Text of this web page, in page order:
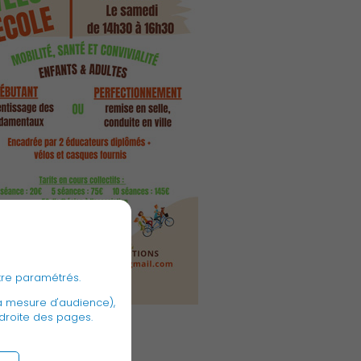
paramétrés.
mesure d'audience),
des pages.
Publication des actes